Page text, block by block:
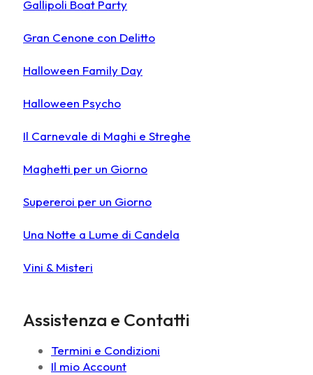
Gallipoli Boat Party
Gran Cenone con Delitto
Halloween Family Day
Halloween Psycho
Il Carnevale di Maghi e Streghe
Maghetti per un Giorno
Supereroi per un Giorno
Una Notte a Lume di Candela
Vini & Misteri
Assistenza e Contatti
Termini e Condizioni
Il mio Account